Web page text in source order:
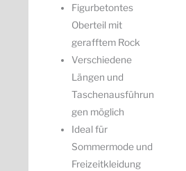
Figurbetontes
Oberteil mit
gerafftem Rock
Verschiedene
Längen und
Taschenausführun
gen möglich
Ideal für
Sommermode und
Freizeitkleidung